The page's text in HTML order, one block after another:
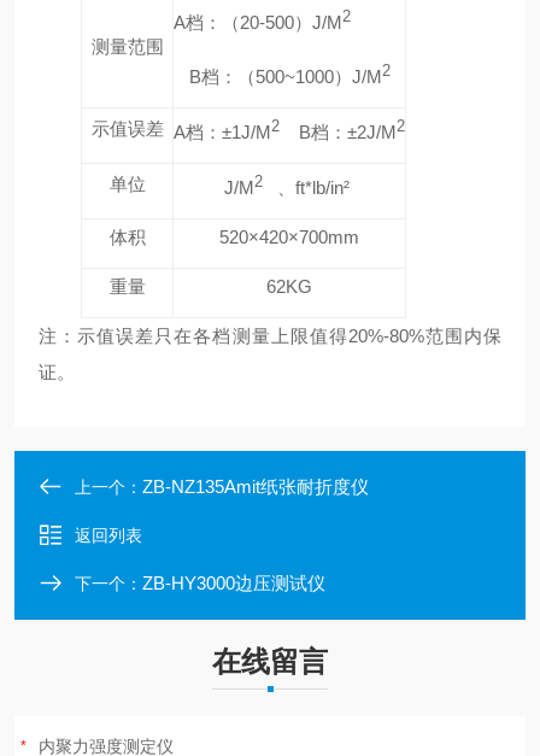
测量范围
A档：（20-500） J/M2
B档：（500~1000） J/M2
示值误差 A档：±1J/M2 B档：±2J/M2
单位 J/M2 ft*lb/in²
体积 520×420×700mm
重量 62KG
注：示值误差只在各档测量上限值得20%-80%范围内保
证。
上一个： ZB-NZ135Amit纸张耐折度仪
返回列表
下一个： ZB-HY3000边压测试仪
在线留言